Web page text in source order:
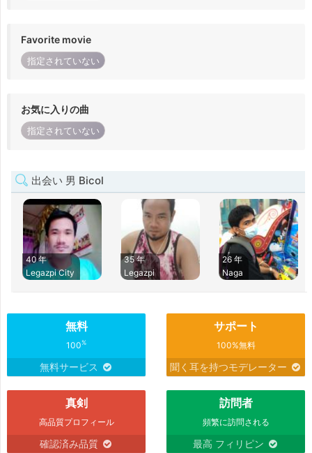
Favorite movie
指定されていない
お気に入りの曲
指定されていない
出会い 男 Bicol
40 年
Legazpi City
35 年
Legazpi
26 年
Naga
無料
100%
無料サービス
サポート
100%無料
聞く耳を持つモデレーター
真剣
高品質プロフィール
確認済み品質
訪問者
頻繁に訪問される
最高 フィリピン